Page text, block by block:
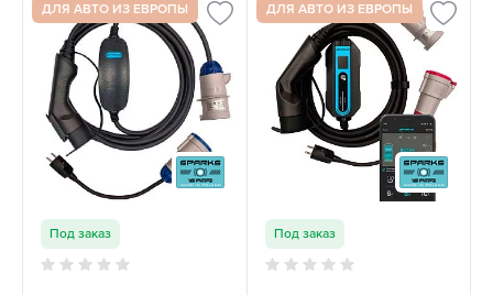
ДЛЯ АВТО ИЗ ЕВРОПЫ
Под заказ
ДЛЯ АВТО ИЗ ЕВРОПЫ
Под заказ